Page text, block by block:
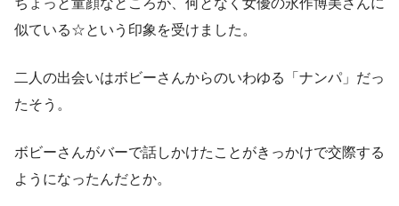
ちょっと童顔なところが、何となく女優の永作博美さんに
似ている☆という印象を受けました。
二人の出会いはボビーさんからのいわゆる「ナンパ」だっ
たそう。
ボビーさんがバーで話しかけたことがきっかけで交際する
ようになったんだとか。